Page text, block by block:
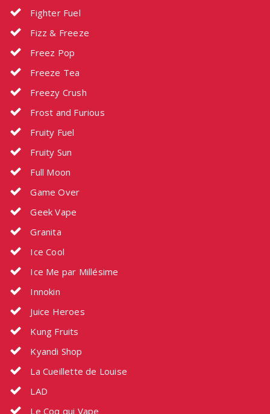
Fighter Fuel
Fizz & Freeze
Freez Pop
Freeze Tea
Freezy Crush
Frost and Furious
Fruity Fuel
Fruity Sun
Full Moon
Game Over
Geek Vape
Granita
Ice Cool
Ice Me par Millésime
Innokin
Juice Heroes
Kung Fruits
Kyandi Shop
La Cueillette de Louise
LAD
Le Coq qui Vape